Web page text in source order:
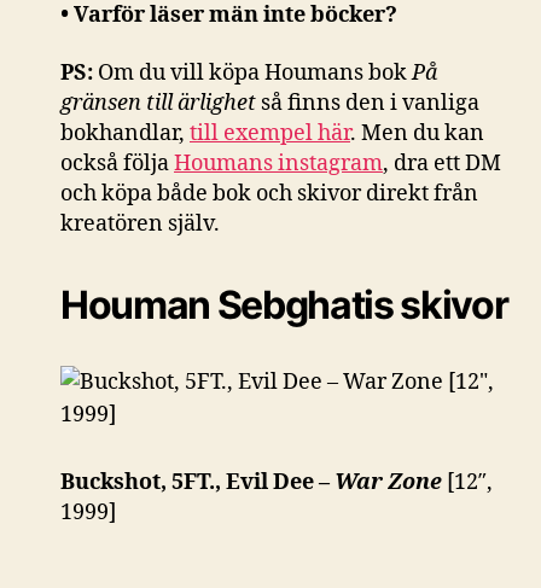
• Varför läser män inte böcker?
PS: Om du vill köpa Houmans bokPå
gränsen till ärlighet så finns den i vanliga
bokhandlar, till exempel här. Men du kan
också följaHoumans instagram, dra ett DM
och köpa både bok och skivor direkt från
kreatören själv.
Houman Sebghatis skivor
Buckshot, 5FT., Evil Dee – War Zone [12″,
1999]